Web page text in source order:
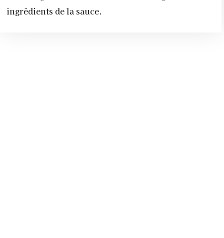
ingrédients de la sauce.